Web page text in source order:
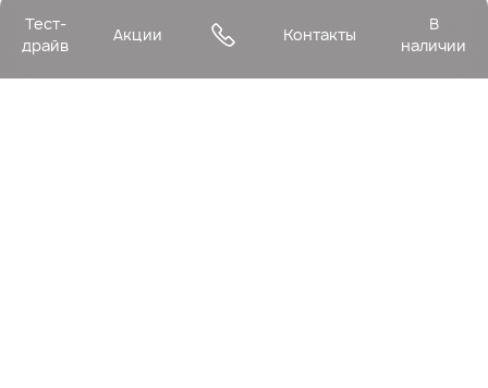
Тест-
драйв
Акции Контакты
В
наличии